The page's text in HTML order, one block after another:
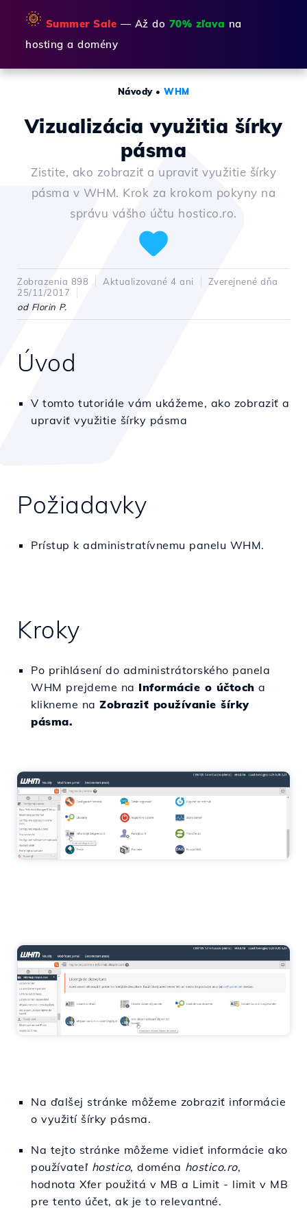
🌞 Summer Sale — Až do 70% zľava na
hosting a domény
Návody• WHM
Vizualizácia využitia šírky
pásma
Zistite, ako zobraziť a upraviť využitie šírky
pásma v WHM. Krok za krokom pokyny na
správu vášho účtu hostico.ro.
Zobrazenia 898 Aktualizované 4 ani
Zverejnené dňa
25/11/2017
od Florin P.
Úvod
V tomto tutoriále vám ukážeme, ako zobraziť a
upraviť využitie šírky pásma
Požiadavky
Prístup k administratívnemu panelu WHM.
Kroky
Po prihlásení do administrátorského panela
WHM prejdeme na Informácie o účtoch a
klikneme na Zobraziť používanie šírky
pásma.
Na ďalšej stránke môžeme zobraziť informácie
o využití šírky pásma.
Na tejto stránke môžeme vidieť informácie ako
používateľ hostico, doména hostico.ro,
hodnota Xfer použitá v MB a Limit - limit v MB
pre tento účet, ak je to relevantné.